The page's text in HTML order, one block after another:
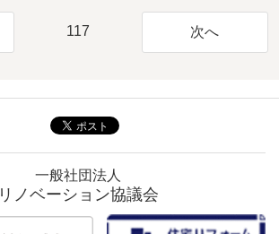
117 次へ
一般社団法人
リノベーション協議会